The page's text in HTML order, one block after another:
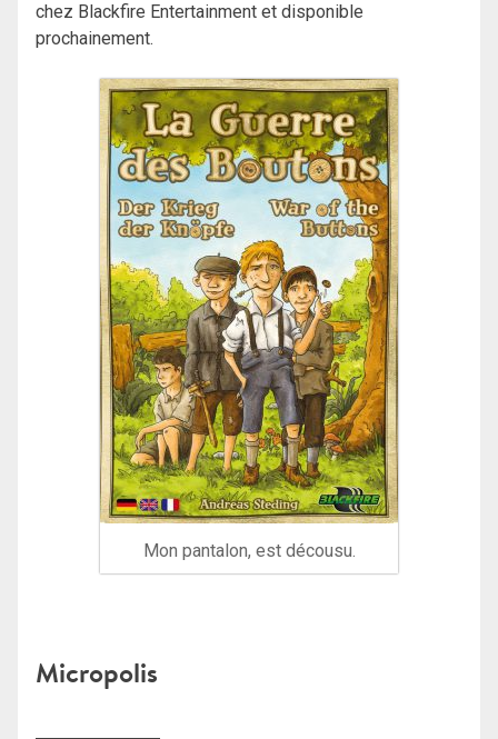
chez Blackfire Entertainment et disponible
prochainement.
Mon pantalon, est décousu.
Micropolis